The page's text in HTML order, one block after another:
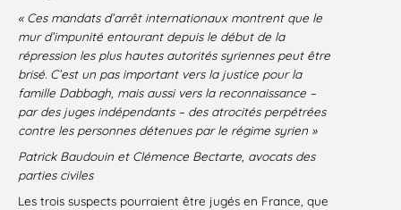
« Ces mandats d’arrêt internationaux montrent que le
mur d’impunité entourant depuis le début de la
répression les plus hautes autorités syriennes peut être
brisé. C’est un pas important vers la justice pour la
famille Dabbagh, mais aussi vers la reconnaissance –
par des juges indépendants – des atrocités perpétrées
contre les personnes détenues par le régime syrien »
Patrick Baudouin et Clémence Bectarte, avocats des
parties civiles
Les trois suspects pourraient être jugés en France, que